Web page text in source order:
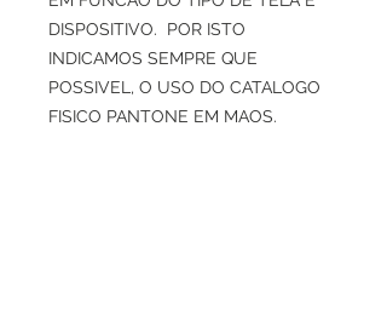
DISPOSITIVO. POR ISTO
INDICAMOS SEMPRE QUE
POSSIVEL, O USO DO CATALOGO
FISICO PANTONE EM MAOS.